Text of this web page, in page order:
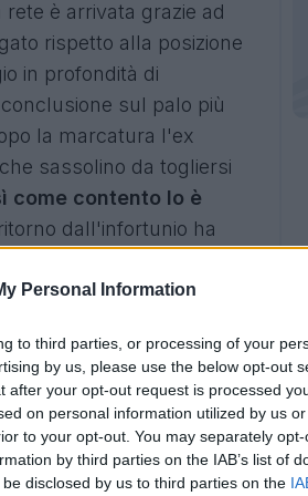
Personal Information
to third parties, or processing of your
by us, please use the below opt-out
after your opt-out request is processed
on personal information utilized by us
to your opt-out. You may separately
by third parties on the IAB’s list of
disclosed by us to third parties on the
è arrivata grazie ad
rispetto alla posizione
in profondità di
sul palo più
la marcatura l'ex
sassolino da togliersi
come contento lo è
dall'infortunio ha
visto che
sesta partita
in tutti i top cinque
straordinario risultato
punto fisso
Bremer: dietro di lui si